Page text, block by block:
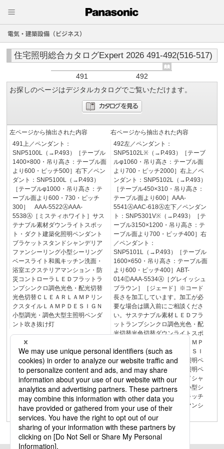
電気・建築設備（ビジネス）
住宅照明総合カタログExpert 2026 491-492(516-517)
491
492
お探しのページはデジタルカタログでご覧いただけます。
左ページから抽出された内容
491上／ペンダント：
SNP5100L（→P.493）［テーブル
1400×800・吊り高さ：テーブル面
より600・ピッチ500］右下／ペン
ダント：SNP5100L（→P.493）
［テーブルφ1000・吊り高さ：テ
ーブル面より600・730・ピッチ
300］ AAA-5522ⒶAAA-
5538Ⓐ［ミスティホワイト］サス
テナブル素材ダウンライトスポッ
ト・ダクト建築化照明ペンダント
ブラケットスタンドシャンデリア
ファンシーリング小型シーリング
ベースライト和風キッチン洗面・
浴室エクステリアマンション・防
災コントローラＬＥＤフラットラ
ンプシンクロ調色光色・配光切替
光色切替ＣＬＥＡＲＬＡＭＰリン
クスタイルＬＡＭＰＤＥＳＩＧＮ
小型調光・調色大型主照明ペンダ
ント吹き抜け灯
右ページから抽出された内容
492左／ペンダント：
SNP5102L※（→P.493）［テーブ
ルφ1060・吊り高さ：テーブル面
より700・ピッチ2000］右上／ペ
ンダント：SNP5102L（→P.493）
［テーブル450×310・吊り高さ：
テーブル面より600］AAA-
5541ⒶAAC-618Ⓐ左下／ペンダン
ト：SNP5301V※（→P.493）［テ
ーブル3150×1200・吊り高さ：テ
ーブル面より700・ピッチ400］右
／ペンダント：
SNP5101L（→P.493）［テーブル
1600×650・吊り高さ：テーブル面
より600・ピッチ400］ABT-
014ⒸAAA-5534Ⓐ［グレイッシュ
ブラウン］［ジェード］※コード
長さを加工しています。加工が必
要な場合は購入前にご相談くださ
い。サステナブル素材ＬＥＤフラ
ットランプシンクロ調色光色・配
光切替光色切替ダウンライトスポ
ット・ダクトＣＬＥＡＲＬＡＭＰ
リンクスタイルＬＡＭＰＤＥＳＩ
ＧＮ小型調光・調色大型主照明ペ
ンダント吹き抜け灯建築化照明ペ
ンダントブラケットスタンドシャ
ンデリアファンシーリング小型シ
ーリングベースライト和風キッチ
ン洗面・浴室エクステリアマンシ
ョン・防災コントローラ